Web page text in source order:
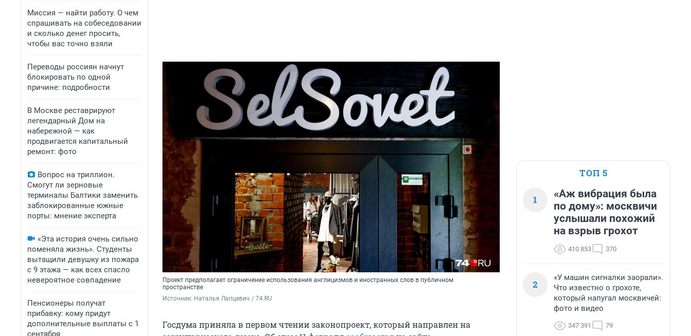
Миссия — найти работу. О чем
спрашивать на собеседовании
и сколько денег просить,
чтобы вас точно взяли
Переводы россиян начнут
блокировать по одной
причине: подробности
В Москве реставрируют
легендарный Дом на
набережной — как
продвигается капитальный
ремонт: фото
Вопрос на триллион.
Смогут ли зерновые
терминалы Балтики заменить
заблокированные южные
порты: мнение эксперта
«Эта история очень сильно
поменяла жизнь». Студенты
вытащили девушку из пожара
с 9 этажа — как всех спасло
невероятное совпадение
Пенсионеры получат
прибавку: кому придут
дополнительные выплаты с 1
сентября
Проект предполагает ограничение использования англицизмов и иностранных слов в публичном
пространстве
Источник: Наталья Лапцевич / 74.RU
Госдума приняла в первом чтении законопроект, который направлен на
ТОП 5
1
«Аж вибрация была
по дому»: москвичи
услышали похожий
на взрыв грохот
410 853 370
2
«У машин сигналки заорали».
Что известно о грохоте,
который напугал москвичей:
фото и видео
347 391 79